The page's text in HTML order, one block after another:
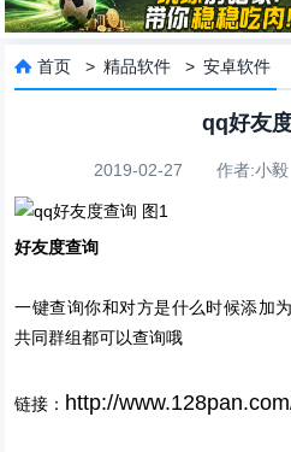
 首页 >精品软件 >安卓软件
qq好友
2019-02-27 作者:小
好友度查询
一键查询你和对方是什么时候添加
共同群组都可以查询哦
链接： http://